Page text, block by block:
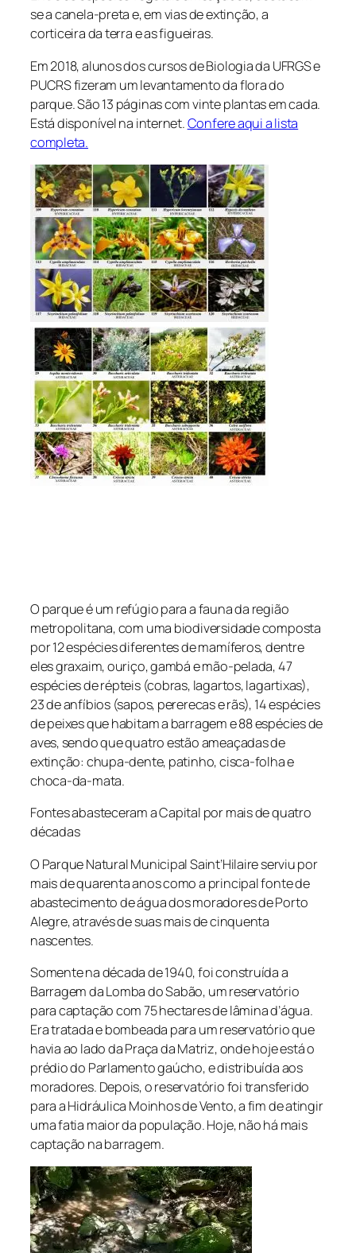
se a canela-preta e, em vias de extinção, a
corticeira da terra e as figueiras.
Em 2018, alunos dos cursos de Biologia da UFRGS e
PUCRS fizeram um levantamento da flora do
parque. São 13 páginas com vinte plantas em cada.
Está disponível na internet.Confere aqui a lista
completa.
O parque é um refúgio para a fauna da região
metropolitana, com uma biodiversidade composta
por 12 espécies diferentes de mamíferos, dentre
eles graxaim, ouriço, gambá e mão-pelada, 47
espécies de répteis (cobras, lagartos, lagartixas),
23 de anfíbios (sapos, pererecas e rãs), 14 espécies
de peixes que habitam a barragem e 88 espécies de
aves, sendo que quatro estão ameaçadas de
extinção: chupa-dente, patinho, cisca-folha e
choca-da-mata.
Fontes abasteceram a Capital por mais de quatro
décadas
O Parque Natural Municipal Saint’Hilaire serviu por
mais de quarenta anos como a principal fonte de
abastecimento de água dos moradores de Porto
Alegre, através de suas mais de cinquenta
nascentes.
Somente na década de 1940, foi construída a
Barragem da Lomba do Sabão, um reservatório
para captação com 75 hectares de lâmina d’água.
Era tratada e bombeada para um reservatório que
havia ao lado da Praça da Matriz, onde hoje está o
prédio do Parlamento gaúcho, e distribuída aos
moradores. Depois, o reservatório foi transferido
para a Hidráulica Moinhos de Vento, a fim de atingir
uma fatia maior da população. Hoje, não há mais
captação na barragem.